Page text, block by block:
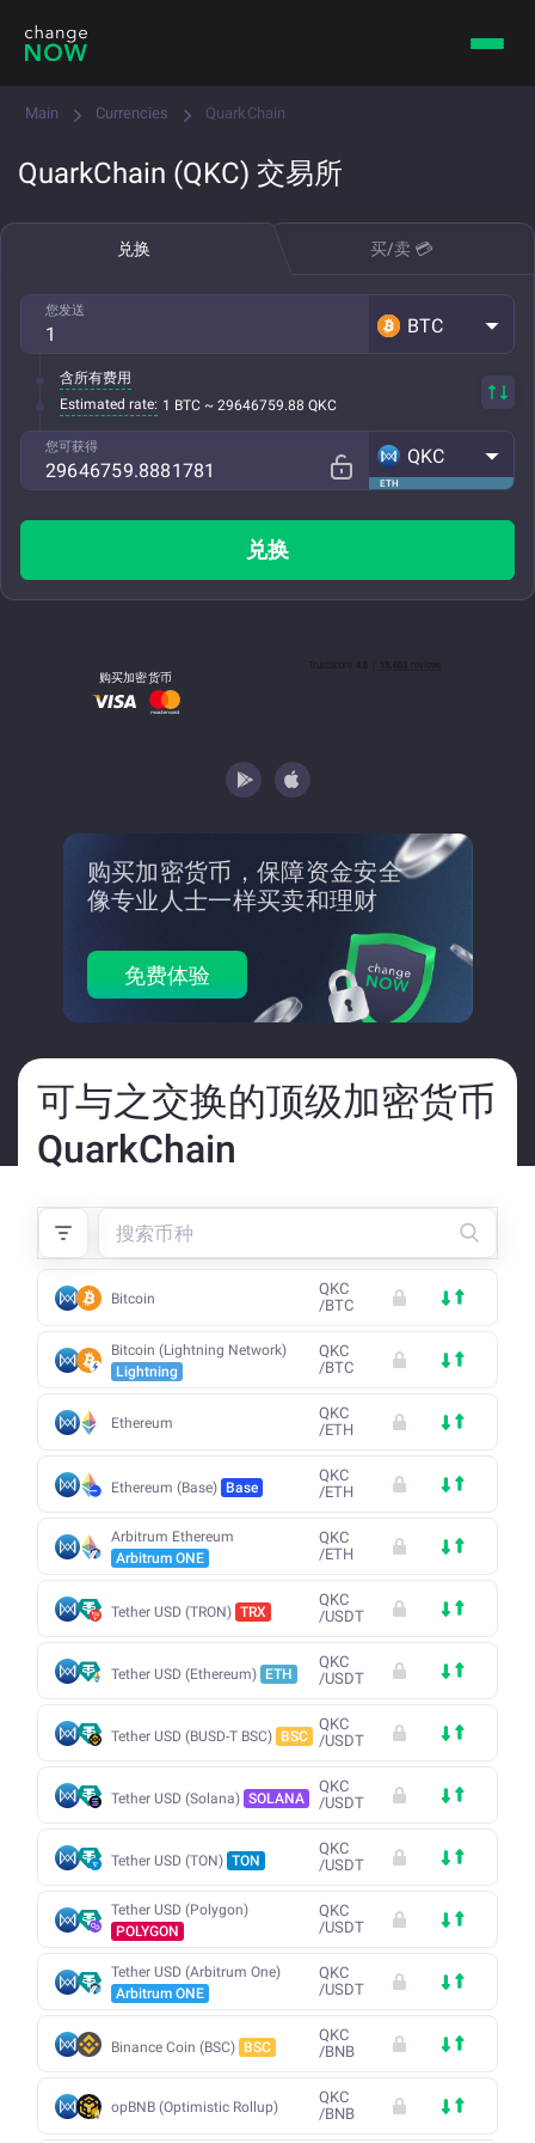
Main Currencies QuarkChain
QuarkChain (QKC) 交易所
兑换 买/卖 💳
您发送
BTC
含所有费用
Estimated rate: 1 BTC ~ 29646759.88 QKC
您可获得
ETH
QKC
兑换
购买加密货币
购买加密货币，保障资金安全
像专业人士一样买卖和理财
免费体验
可与之交换的顶级加密货币
QuarkChain
Bitcoin
QKC
/BTC
Bitcoin (Lightning Network)
Lightning
QKC
/BTC
Ethereum
QKC
/ETH
Ethereum (Base) Base
QKC
/ETH
Arbitrum Ethereum
Arbitrum ONE
QKC
/ETH
Tether USD (TRON) TRX
QKC
/USDT
Tether USD (Ethereum) ETH
QKC
/USDT
Tether USD (BUSD-T BSC) BSC
QKC
/USDT
Tether USD (Solana) SOLANA
QKC
/USDT
Tether USD (TON) TON
QKC
/USDT
Tether USD (Polygon)
POLYGON
QKC
/USDT
Tether USD (Arbitrum One)
Arbitrum ONE
QKC
/USDT
Binance Coin (BSC) BSC
QKC
/BNB
opBNB (Optimistic Rollup)
QKC
/BNB